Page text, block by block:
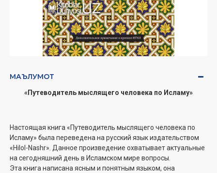
МАЪЛУМОТ
«Путеводитель мыслящего человека по Исламу»
Настоящая книга «Путеводитель мыслящего человека по
Исламу» была переведена на русский язык издательством
«Hilol-Nashr». Данное произведение охватывает актуальные
на сегодняшний день в Исламском мире вопросы.
Эта книга написана ясным и понятным языком, она